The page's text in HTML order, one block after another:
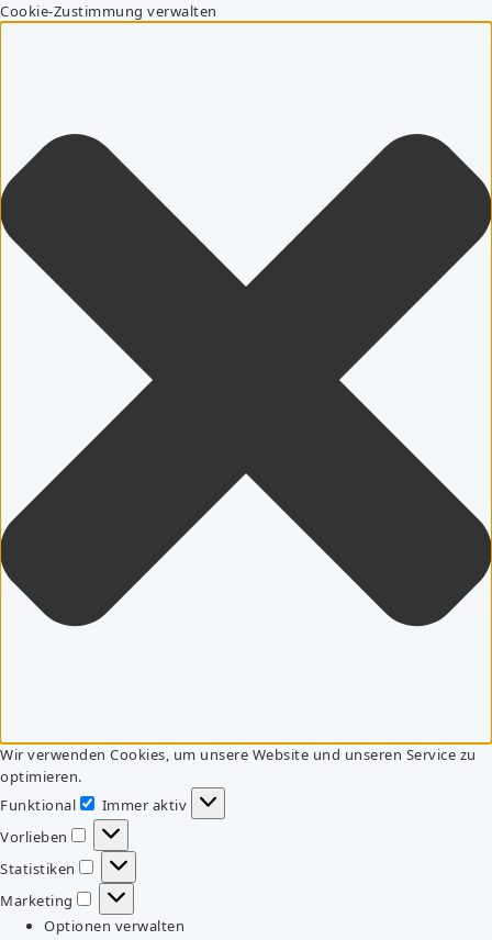
Cookie-Zustimmung verwalten
Wir verwenden Cookies, um unsere Website und unseren Service zu
optimieren.
Funktional
Funktional
Immer aktiv
Vorlieben
Vorlieben
Statistiken
Statistiken
Marketing
Marketing
Optionen verwalten